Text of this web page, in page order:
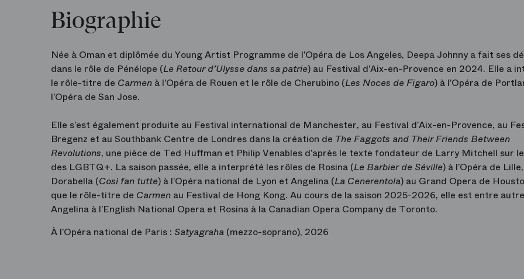
Biographie
Née à Oman et diplômée du Young Artist Programme de l’Opéra de Los Angeles, Deepa Johnny a fait ses
dans le rôle de Pénélope (Le Retour d’Ulysse dans sa patrie) au Festival d’Aix-en-Provence en 2024. Elle a
le rôle-titre de Carmen à l’Opéra de Rouen et le rôle de Cherubino (Les Noces de Figaro) à l’Opéra de
l’Opéra de San Jose.
Elle s’est également produite au Festival international de Manchester, au Festival d’Aix-en-Provence, au
Bregenz et au Southbank Centre de Londres dans la création de The Faggots and Their Friends Between
Revolutions, une pièce de Ted Huffman et Philip Venables d’après le texte fondateur de Larry Mitchell sur
des LGBTQ+. La saison passée, elle a interprété les rôles de Rosina (Le Barbier de Séville) à l’Opéra de Lille,
Dorabella (Così fan tutte) à l’Opéra national de Lyon et Angelina (La Cenerentola) au Grand Opera de
que le rôle-titre de Carmen au Festival de Hong Kong. Au cours de la saison 2025-2026, elle est entre
Angelina à l’English National Opera et Rosina à la Canadian Opera Company de Toronto.
À l’Opéra national de Paris : Satyagraha (mezzo-soprano), 2026